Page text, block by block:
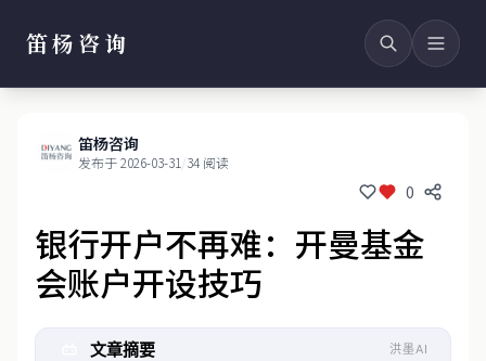
笛杨咨询
笛杨咨询
发布于 2026-03-31/34 阅读
0
银行开户不再难：开曼基金
会账户开设技巧
文章摘要 洪墨AI